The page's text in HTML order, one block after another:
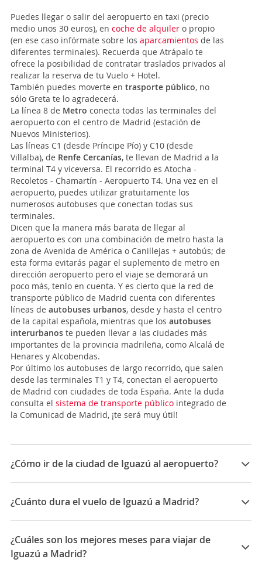
Puedes llegar o salir del aeropuerto en taxi (precio
medio unos 30 euros), en coche de alquiler o propio
(en ese caso infórmate sobre los aparcamientos de las
diferentes terminales). Recuerda que Atrápalo te
ofrece la posibilidad de contratar traslados privados al
realizar la reserva de tu Vuelo + Hotel.
También puedes moverte en trasporte público, no
sólo Greta te lo agradecerá.
La línea 8 de Metro conecta todas las terminales del
aeropuerto con el centro de Madrid (estación de
Nuevos Ministerios).
Las líneas C1 (desde Príncipe Pío) y C10 (desde
Villalba), de Renfe Cercanías, te llevan de Madrid a la
terminal T4 y viceversa. El recorrido es Atocha -
Recoletos - Chamartín - Aeropuerto T4. Una vez en el
aeropuerto, puedes utilizar gratuitamente los
numerosos autobuses que conectan todas sus
terminales.
Dicen que la manera más barata de llegar al
aeropuerto es con una combinación de metro hasta la
zona de Avenida de América o Canillejas + autobús; de
esta forma evitarás pagar el suplemento de metro en
dirección aeropuerto pero el viaje se demorará un
poco más, tenlo en cuenta. Y es cierto que la red de
transporte público de Madrid cuenta con diferentes
líneas de autobuses urbanos, desde y hasta el centro
de la capital española, mientras que los autobuses
interurbanos te pueden llevar a las ciudades más
importantes de la provincia madrileña, como Alcalá de
Henares y Alcobendas.
Por último los autobuses de largo recorrido, que salen
desde las terminales T1 y T4, conectan el aeropuerto
de Madrid con ciudades de toda España. Ante la duda
consulta el sistema de transporte público integrado de
la Comunicad de Madrid, ¡te será muy útil!
¿Cómo ir de la ciudad de Iguazú al aeropuerto?
ElAeropuerto Internacional de Puerto Iguazúestá a
20 Km del centro de
Puerto Iguazú
y a 10 Km del
Parque Nacional Iguazú, donde están las famosas
Cataratas. Es un aeropuerto pequeño pero con los
aeropuerto al centro?
-Autobuses:Four Tourist Travel realiza viajes desde el
¿Cuánto dura el vuelo de Iguazú a Madrid?
La duración media para viajar entre Iguazú y Madrid
es 31:05
¿Cuáles son los mejores meses para viajar de
Iguazú a Madrid?